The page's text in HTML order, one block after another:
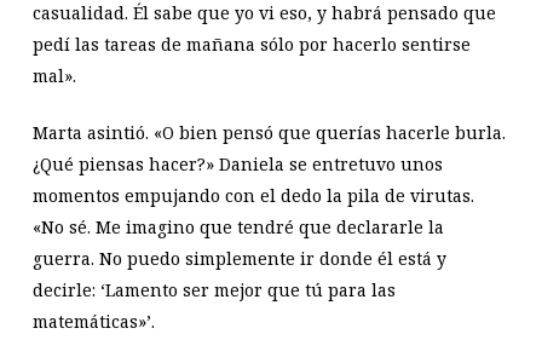
casualidad. Él sabe que yo vi eso, y habrá pensado que
pedí las tareas de mañana sólo por hacerlo sentirse
mal».
Marta asintió. «O bien pensó que querías hacerle burla.
¿Qué piensas hacer?» Daniela se entretuvo unos
momentos empujando con el dedo la pila de virutas.
«No sé. Me imagino que tendré que declararle la
guerra. No puedo simplemente ir donde él está y
decirle: ‘Lamento ser mejor que tú para las
matemáticas»’.